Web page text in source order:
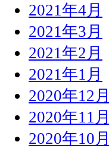
2021年4月
2021年3月
2021年2月
2021年1月
2020年12月
2020年11月
2020年10月